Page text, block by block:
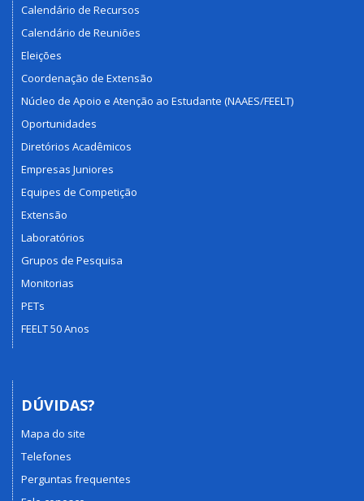
Calendário de Recursos
Calendário de Reuniões
Eleições
Coordenação de Extensão
Núcleo de Apoio e Atenção ao Estudante (NAAES/FEELT)
Oportunidades
Diretórios Acadêmicos
Empresas Juniores
Equipes de Competição
Extensão
Laboratórios
Grupos de Pesquisa
Monitorias
PETs
FEELT 50 Anos
DÚVIDAS?
Mapa do site
Telefones
Perguntas frequentes